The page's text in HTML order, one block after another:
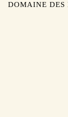
DOMAINE